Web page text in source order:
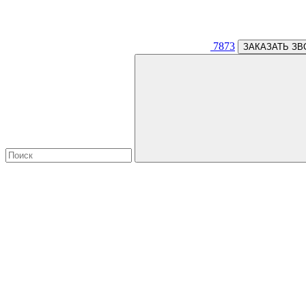
7873 ЗАКАЗАТЬ